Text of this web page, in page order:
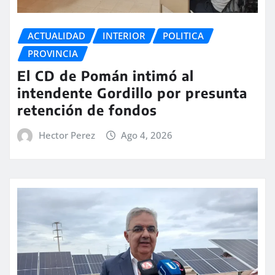
ACTUALIDAD INTERIOR
POLITICA
PROVINCIA
El CD de Pomán intimó al
intendente Gordillo por presunta
retención de fondos
Hector Perez Ago 4, 2026